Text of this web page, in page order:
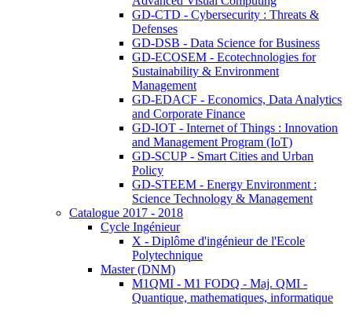
GD-CTD - Cybersecurity : Threats &
Defenses
GD-DSB - Data Science for Business
GD-ECOSEM - Ecotechnologies for
Sustainability & Environment
Management
GD-EDACF - Economics, Data Analytics
and Corporate Finance
GD-IOT - Internet of Things : Innovation
and Management Program (IoT)
GD-SCUP - Smart Cities and Urban
Policy
GD-STEEM - Energy Environment :
Science Technology & Management
Catalogue 2017 - 2018
Cycle Ingénieur
X - Diplôme d'ingénieur de l'Ecole
Polytechnique
Master (DNM)
M1QMI - M1 FODQ - Maj. QMI -
Quantique, mathematiques, informatique